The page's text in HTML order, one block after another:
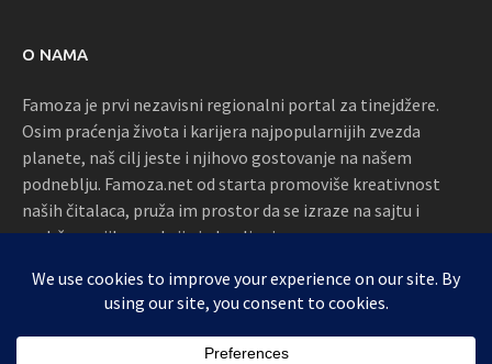
O NAMA
Famoza je prvi nezavisni regionalni portal za tinejdžere.
Osim praćenja života i karijera najpopularnijih zvezda
planete, naš cilj jeste i njihovo gostovanje na našem
podneblju. Famoza.net od starta promoviše kreativnost
naših čitalaca, pruža im prostor da se izraze na sajtu i
podržava njihove akcije i okupljanja